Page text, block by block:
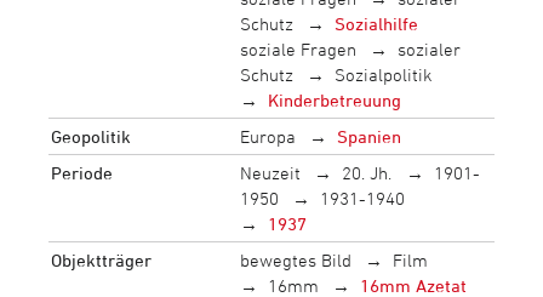
Schutz
Sozialhilfe
soziale Fragen
sozialer
Schutz
Sozialpolitik
Kinderbetreuung
Geopolitik
Europa
Spanien
Periode
Neuzeit 20. Jh.
1901-
1950
1931-1940
1937
Objektträger
bewegtes Bild
Film
16mm
16mm Azetat